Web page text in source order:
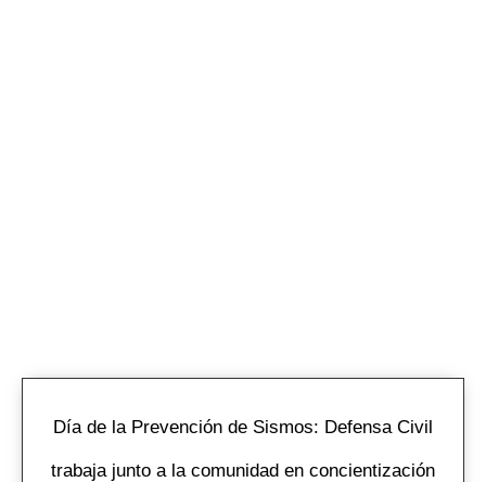
Día de la Prevención de Sismos: Defensa Civil
trabaja junto a la comunidad en concientización